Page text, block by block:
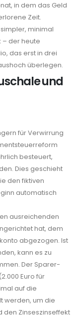
in dem das Geld
Zeit.
minimal
– der heute
das erst in drei
überlegen.
und
für Verwirrung
besteuert,
Dies geschieht
den fiktiven
automatisch
ausreichenden
hat, dem
abgezogen. Ist
kann es zu
Der Sparer-
Euro für
auf die
werden, um die
den Zinseszinseffekt